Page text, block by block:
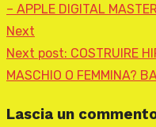
– APPLE DIGITAL
Next
Next post: COSTRUIRE
MASCHIO O FEMMINA?
Lascia un